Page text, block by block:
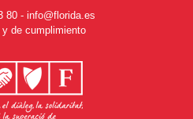
80 - info@florida.es
de cumplimiento